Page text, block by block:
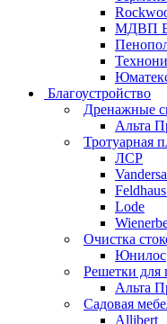
МДВП
Благоустройство
Дренажные
Альта
Тротуарная
ЛСР
Lode
Очистка
Юнилос
Решетки для
Альта
Садовая
Allibert